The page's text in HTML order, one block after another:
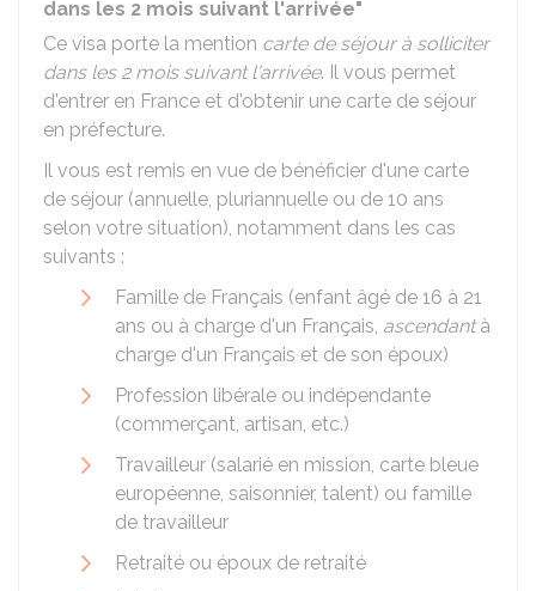
dans les 2 mois suivant l'arrivée"
Ce visa porte la mention carte de séjour à solliciter
dans les 2 mois suivant l'arrivée. Il vous permet
d'entrer en France et d'obtenir une carte de séjour
en préfecture.
Il vous est remis en vue de bénéficier d'une carte
de séjour (annuelle, pluriannuelle ou de 10 ans
selon votre situation), notamment dans les cas
suivants :
Famille de Français (enfant âgé de 16 à 21
ans ou à charge d'un Français, ascendantà
charge d'un Français et de son époux)
Profession libérale ou indépendante
(commerçant, artisan, etc.)
Travailleur (salarié en mission, carte bleue
européenne, saisonnier, talent) ou famille
de travailleur
Retraité ou époux de retraité